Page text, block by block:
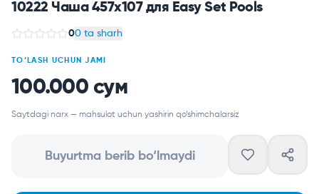
10222 Чаша 457х107 для Easy Set Pools
00 ta sharh
TO‘LASH UCHUN JAMI
100.000 сум
Saytdagi narx — mahsulot uchun yashirin qo‘shimchalarsiz
Buyurtma berib bo‘lmaydi